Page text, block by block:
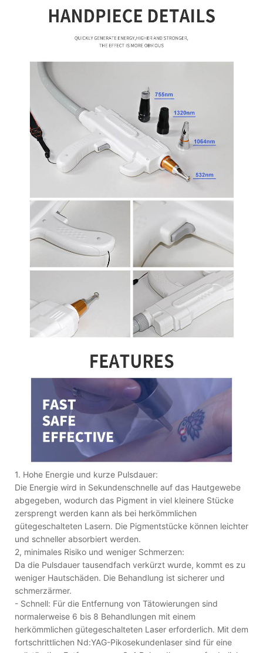
1. Hohe Energie und kurze Pulsdauer:
Die Energie wird in Sekundenschnelle auf das Hautgewebe
abgegeben, wodurch das Pigment in viel kleinere Stücke
zersprengt werden kann als bei herkömmlichen
gütegeschalteten Lasern. Die Pigmentstücke können leichter
und schneller absorbiert werden.
2, minimales Risiko und weniger Schmerzen:
Da die Pulsdauer tausendfach verkürzt wurde, kommt es zu
weniger Hautschäden. Die Behandlung ist sicherer und
schmerzärmer.
- Schnell: Für die Entfernung von Tätowierungen sind
normalerweise 6 bis 8 Behandlungen mit einem
herkömmlichen gütegeschalteten Laser erforderlich. Mit dem
fortschrittlichen Nd:YAG-Pikosekundenlaser sind für eine